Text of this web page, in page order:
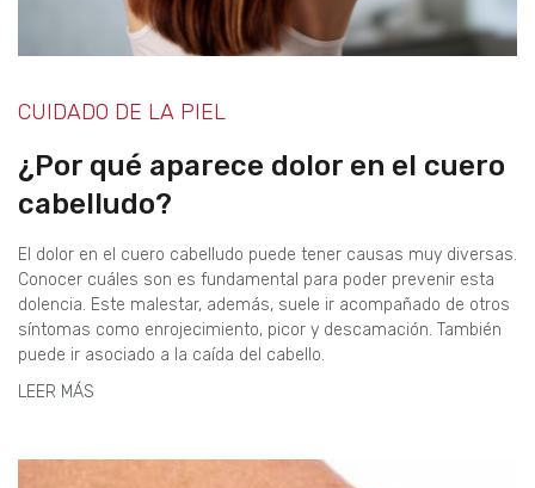
CUIDADO DE LA PIEL
¿Por qué aparece dolor en el cuero
cabelludo?
El dolor en el cuero cabelludo puede tener causas muy diversas.
Conocer cuáles son es fundamental para poder prevenir esta
dolencia. Este malestar, además, suele ir acompañado de otros
síntomas como enrojecimiento, picor y descamación. También
puede ir asociado a la caída del cabello.
LEER MÁS